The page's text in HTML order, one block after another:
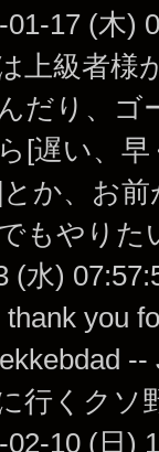
01-17 (木)
上級者様
だり、ゴ
[遅い、
か、お
もやりた
(水)
thank you
--
行くクソ
02-10 (日)